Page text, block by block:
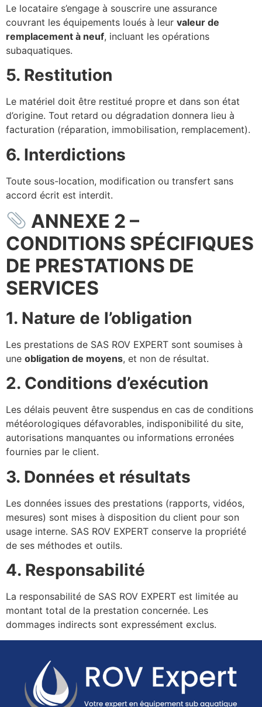
Le locataire s’engage à souscrire une assurance
couvrant les équipements loués à leur valeur de
remplacement à neuf, incluant les opérations
subaquatiques.
5. Restitution
Le matériel doit être restitué propre et dans son état
d’origine. Tout retard ou dégradation donnera lieu à
facturation (réparation, immobilisation, remplacement).
6. Interdictions
Toute sous-location, modification ou transfert sans
accord écrit est interdit.
ANNEXE 2 –
CONDITIONS SPÉCIFIQUES
DE PRESTATIONS DE
SERVICES
1. Nature de l’obligation
Les prestations de SAS ROV EXPERT sont soumises à
une obligation de moyens, et non de résultat.
2. Conditions d’exécution
Les délais peuvent être suspendus en cas de conditions
météorologiques défavorables, indisponibilité du site,
autorisations manquantes ou informations erronées
fournies par le client.
3. Données et résultats
Les données issues des prestations (rapports, vidéos,
mesures) sont mises à disposition du client pour son
usage interne. SAS ROV EXPERT conserve la propriété
de ses méthodes et outils.
4. Responsabilité
La responsabilité de SAS ROV EXPERT est limitée au
montant total de la prestation concernée. Les
dommages indirects sont expressément exclus.